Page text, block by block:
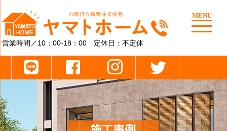
営業時間／10：00-18：00 定休日：不定休
MENU